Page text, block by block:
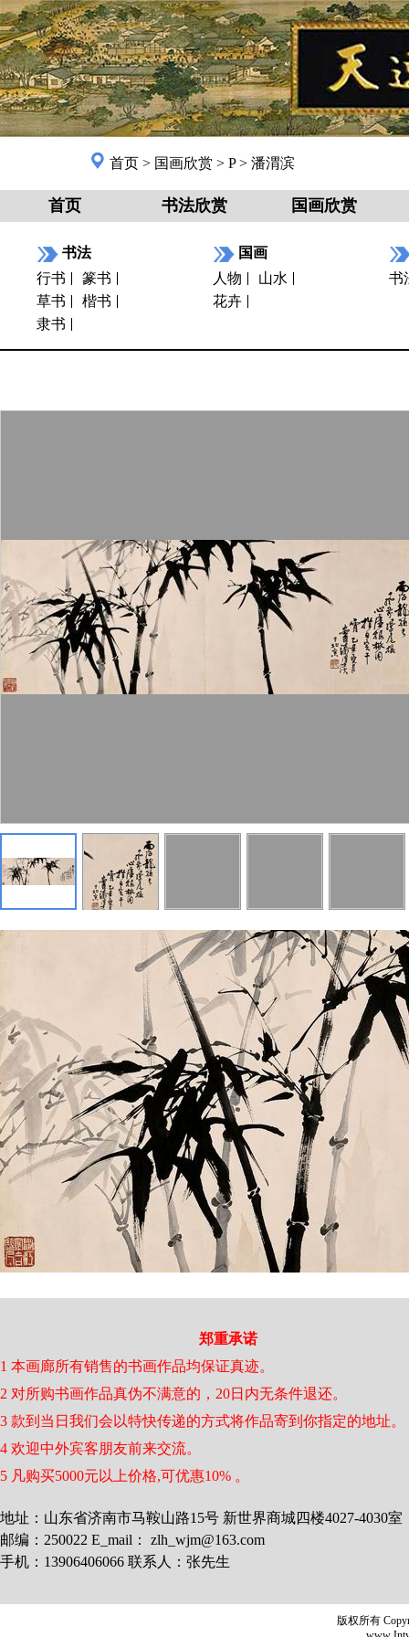
首页 > 国画欣赏 > P> 潘渭滨
首页 书法欣赏 国画欣赏
书法
行书
篆书
草书
楷书
隶书
国画
人物
山水
花卉
书
郑重承诺
1 本画廊所有销售的书画作品均保证真迹。
2 对所购书画作品真伪不满意的，20日内无条件退还。
3 款到当日我们会以特快传递的方式将作品寄到你指定的地址。
4 欢迎中外宾客朋友前来交流。
5 凡购买5000元以上价格,可优惠10% 。
地址：山东省济南市马鞍山路15号 新世界商城四楼4027-4030室
邮编：250022 E_mail： zlh_wjm@163.com
手机：13906406066 联系人：张先生
版权所有